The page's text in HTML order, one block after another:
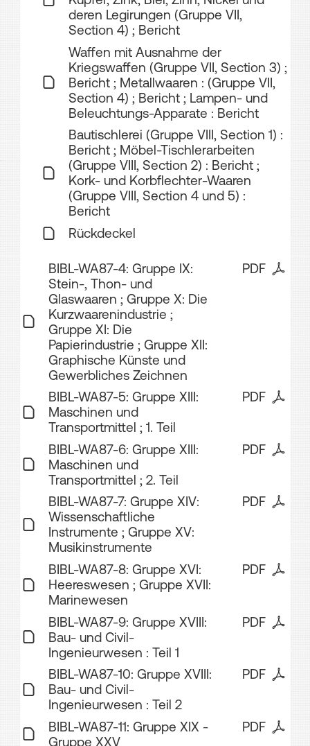
deren Legirungen (Gruppe VII,
Section 4) ; Bericht
Waffen mit Ausnahme der
Kriegswaffen (Gruppe VII, Section 3) ;
Bericht ; Metallwaaren : (Gruppe VII,
Section 4) ; Bericht ; Lampen- und
Beleuchtungs-Apparate : Bericht
Bautischlerei (Gruppe VIII, Section 1) :
Bericht ; Möbel-Tischlerarbeiten
(Gruppe VIII, Section 2) : Bericht ;
Kork- und Korbflechter-Waaren
(Gruppe VIII, Section 4 und 5) :
Bericht
Rückdeckel
PDF
BIBL-WA87-4: Gruppe IX:
Stein-, Thon- und
Glaswaaren ; Gruppe X: Die
Kurzwaarenindustrie ;
Gruppe XI: Die
Papierindustrie ; Gruppe XII:
Graphische Künste und
Gewerbliches Zeichnen
PDF
BIBL-WA87-5: Gruppe XIII:
Maschinen und
Transportmittel ; 1. Teil
PDF
BIBL-WA87-6: Gruppe XIII:
Maschinen und
Transportmittel ; 2. Teil
PDF
BIBL-WA87-7: Gruppe XIV:
Wissenschaftliche
Instrumente ; Gruppe XV:
Musikinstrumente
PDF
BIBL-WA87-8: Gruppe XVI:
Heereswesen ; Gruppe XVII:
Marinewesen
PDF
BIBL-WA87-9: Gruppe XVIII:
Bau- und Civil-
Ingenieurwesen : Teil 1
PDF
BIBL-WA87-10: Gruppe XVIII:
Bau- und Civil-
Ingenieurwesen : Teil 2
PDF
BIBL-WA87-11: Gruppe XIX -
Gruppe XXV